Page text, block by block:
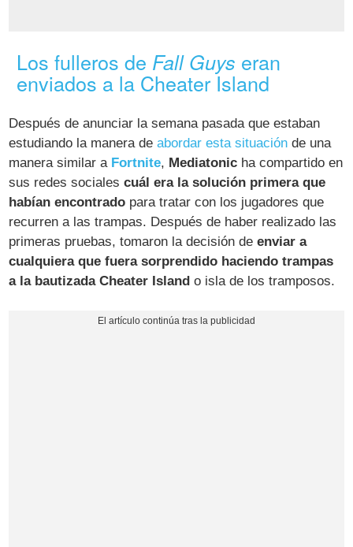
Los fulleros de Fall Guys eran
enviados a la Cheater Island
Después de anunciar la semana pasada que estaban
estudiando la manera deabordar esta situación de una
manera similar a Fortnite, Mediatonic ha compartido en
sus redes socialescuál era la solución primera que
habían encontrado para tratar con los jugadores que
recurren a las trampas. Después de haber realizado las
primeras pruebas, tomaron la decisión deenviar a
cualquiera que fuera sorprendido haciendo trampas
a la bautizada Cheater Island o isla de los tramposos.